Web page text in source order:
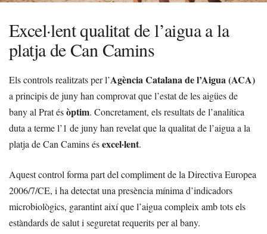
Excel·lent qualitat de l’aigua a la
platja de Can Camins
Els controls realitzats per l’Agència Catalana de l’Aigua (ACA)
a principis de juny han comprovat que l’estat de les aigües de
bany al Prat ésòptim. Concretament, els resultats de l’analítica
duta a terme l’1 de juny han revelat que la qualitat de l’aigua a la
platja de Can Camins ésexcel·lent.
Aquest control forma part del compliment de la Directiva Europea
2006/7/CE, i ha detectat una presència mínima d’indicadors
microbiològics, garantint així que l’aigua compleix amb tots els
estàndards de salut i seguretat requerits per al bany.